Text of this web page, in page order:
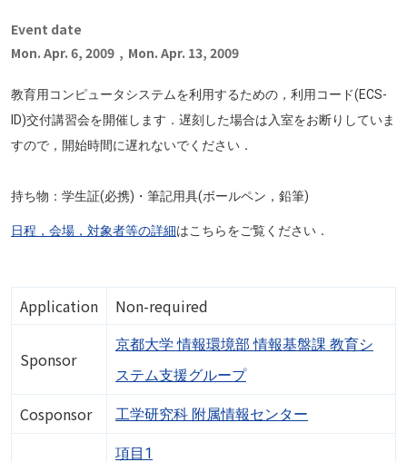
Event date
Mon. Apr. 6, 2009 , Mon. Apr. 13, 2009
教育用コンピュータシステムを利用するための，利用コード(ECS-
ID)交付講習会を開催します．遅刻した場合は入室をお断りしていま
すので，開始時間に遅れないでください．
持ち物：学生証(必携)・筆記用具(ボールペン，鉛筆)
日程，会場，対象者等の詳細はこちらをご覧ください．
Application Non-required
Sponsor
京都大学 情報環境部 情報基盤課 教育シ
ステム支援グループ
Cosponsor 工学研究科 附属情報センター
項目1